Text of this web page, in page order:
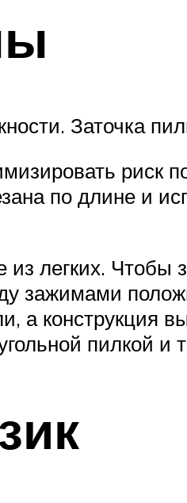
Заточка
риск
по длине и
из легких.
зажимами
а конструкция
пилкой и